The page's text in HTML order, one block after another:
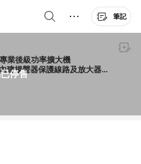
筆記
停售
業後級功率擴大機
揚聲器保護線路及放大器限